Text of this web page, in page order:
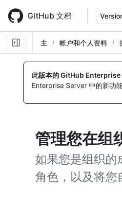
main
content
GitHub 文档
主 帐户和个人资料
此版本的 GitHub Enterprise
Enterprise Server 中的新功
管理您在组
如果您是组织的
角色，以及将您